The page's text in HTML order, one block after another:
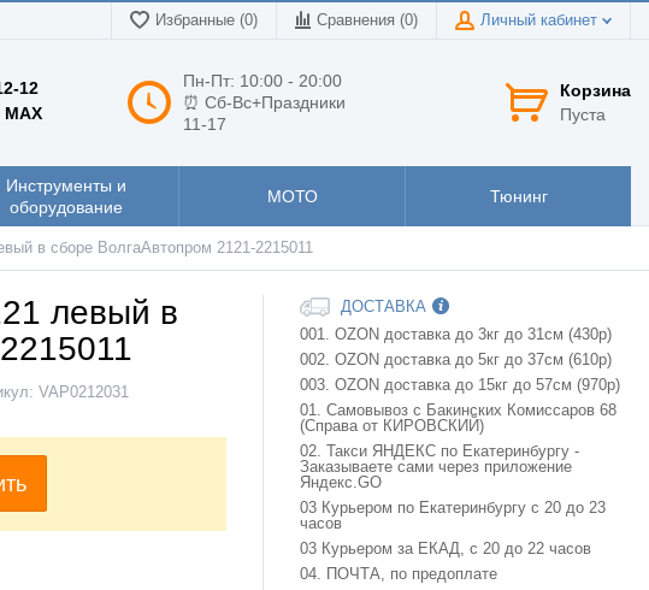
Избранные (0) Сравнения (0) Личный кабинет
12
Пн-Пт: 10:00 - 20:00
⏰ Сб-Вс+Праздники
11-17
Корзина
Пуста
Инструменты и
оборудование
МОТО Тюнинг
в сборе ВолгаАвтопром 2121-2215011
левый в
VAP0212031
ДОСТАВКА
001. OZON доставка до 3кг до 31см (430р)
002. OZON доставка до 5кг до 37см (610р)
003. OZON доставка до 15кг до 57см (970р)
01. Самовывоз с Бакинских Комиссаров 68
(Справа от КИРОВСКИЙ)
02. Такси ЯНДЕКС по Екатеринбургу -
Заказываете сами через приложение
Яндекс.GO
03 Курьером по Екатеринбургу с 20 до 23
часов
03 Курьером за ЕКАД, с 20 до 22 часов
04. ПОЧТА, по предоплате